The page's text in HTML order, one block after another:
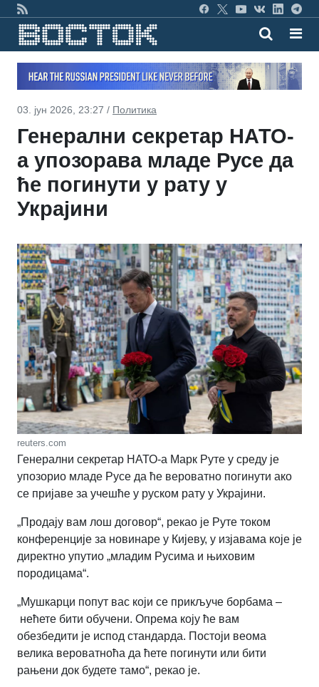
03. јун 2026, 23:27 / Политика
Генерални секретар НАТО-
а упозорава младе Русе да
ће погинути у рату у
Украјини
reuters.com
Генерални секретар НАТО-а Марк Руте у среду је
упозорио младе Русе да ће вероватно погинути ако
се пријаве за учешће у руском рату у Украјини.
„Продају вам лош договор“, рекао је Руте током
конференције за новинаре у Кијеву, у изјавама које је
директно упутио „младим Русима и њиховим
породицама“.
„Мушкарци попут вас који се прикључе борбама –
нећете бити обучени. Опрема коју ће вам
обезбедити је испод стандарда. Постоји веома
велика вероватноћа да ћете погинути или бити
рањени док будете тамо“, рекао је.